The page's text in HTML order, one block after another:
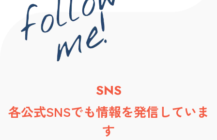
SNS
各公式SNSでも情報を発信していま
す